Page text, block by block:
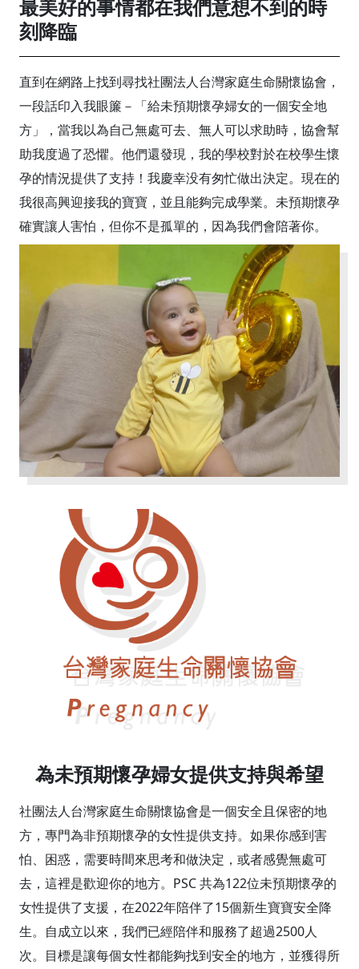
最美好的事情都在我們意想不到的時
刻降臨
直到在網路上找到尋找社團法人台灣家庭生命關懷協會，
一段話印入我眼簾－「給未預期懷孕婦女的一個安全地
方」，當我以為自己無處可去、無人可以求助時，協會幫
助我度過了恐懼。他們還發現，我的學校對於在校學生懷
孕的情況提供了支持！我慶幸没有匆忙做出決定。現在的
我很高興迎接我的寶寶，並且能夠完成學業。未預期懷孕
確實讓人害怕，但你不是孤單的，因為我們會陪著你。
為未預期懷孕婦女提供支持與希望
社團法人台灣家庭生命關懷協會是一個安全且保密的地
方，專門為非預期懷孕的女性提供支持。如果你感到害
怕、困惑，需要時間來思考和做決定，或者感覺無處可
去，這裡是歡迎你的地方。PSC 共為122位未預期懷孕的
女性提供了支援，在2022年陪伴了15個新生寶寶安全降
生。自成立以來，我們已經陪伴和服務了超過2500人
次。目標是讓每個女性都能夠找到安全的地方，並獲得所